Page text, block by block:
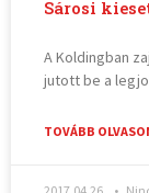
Sárosi
A Koldingban
jutott be a
TOVÁBB